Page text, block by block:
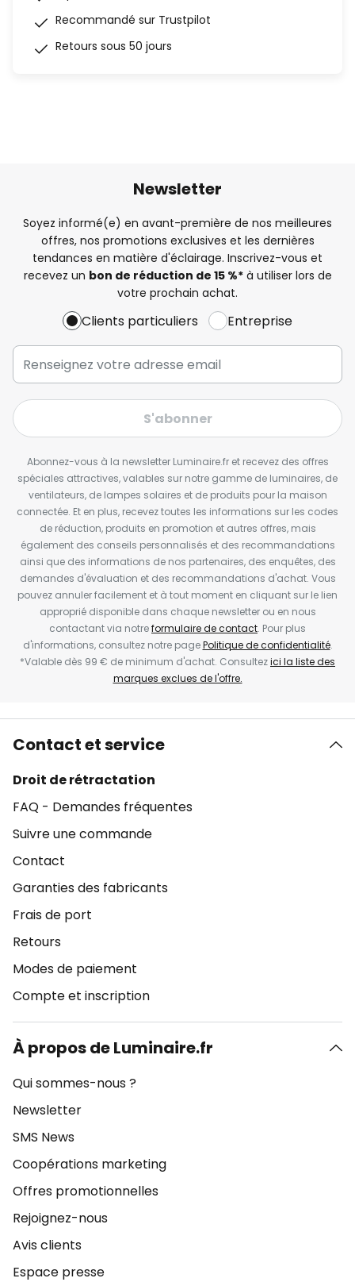
Recommandé sur Trustpilot
Retours sous 50 jours
Newsletter
Soyez informé(e) en avant-première de nos meilleures
offres, nos promotions exclusives et les dernières
tendances en matière d'éclairage. Inscrivez-vous et
recevez un bon de réduction de 15 %*à utiliser lors de
votre prochain achat.
Clients particuliers Entreprise
S'abonner
Abonnez-vous à la newsletter Luminaire.fr et recevez des offres
spéciales attractives, valables sur notre gamme de luminaires, de
ventilateurs, de lampes solaires et de produits pour la maison
connectée. Et en plus, recevez toutes les informations sur les codes
de réduction, produits en promotion et autres offres, mais
également des conseils personnalisés et des recommandations
ainsi que des informations de nos partenaires, des enquêtes, des
demandes d'évaluation et des recommandations d'achat. Vous
pouvez annuler facilement et à tout moment en cliquant sur le lien
approprié disponible dans chaque newsletter ou en nous
contactant via notreformulaire de contact. Pour plus
d'informations, consultez notre pagePolitique de confidentialité.
*Valable dès 99 € de minimum d'achat. Consultezici la liste des
marques exclues de l'offre.
Contact et service
Droit de rétractation
FAQ - Demandes fréquentes
Suivre une commande
Contact
Garanties des fabricants
Frais de port
Retours
Modes de paiement
Compte et inscription
À propos de Luminaire.fr
Qui sommes-nous ?
Newsletter
SMS News
Coopérations marketing
Offres promotionnelles
Rejoignez-nous
Avis clients
Espace presse